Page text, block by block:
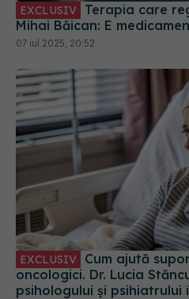
EXCLUSIV
Mihai Băican: E
07 iul 2025, 20:52
EXCLUSIV
oncologici. Dr. Lucia
psihologului și psihiatrului